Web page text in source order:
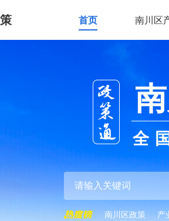
首页 南川区
全
南川区政策 产